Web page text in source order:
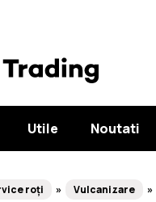
Utile Noutati
roți Vulcanizare